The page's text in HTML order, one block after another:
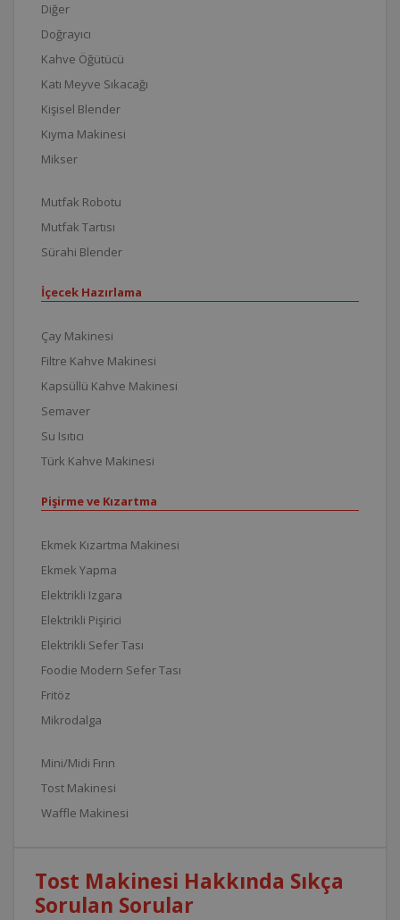
Diğer
Doğrayıcı
Kahve Öğütücü
Katı Meyve Sıkacağı
Kişisel Blender
Kıyma Makinesi
Mikser
Mutfak Robotu
Mutfak Tartısı
Sürahi Blender
İçecek Hazırlama
Çay Makinesi
Filtre Kahve Makinesi
Kapsüllü Kahve Makinesi
Semaver
Su Isıtıcı
Türk Kahve Makinesi
Pişirme ve Kızartma
Ekmek Kızartma Makinesi
Ekmek Yapma
Elektrikli Izgara
Elektrikli Pişirici
Elektrikli Sefer Tası
Foodie Modern Sefer Tası
Fritöz
Mikrodalga
Mini/Midi Fırın
Tost Makinesi
Waffle Makinesi
Tost Makinesi Hakkında Sıkça
Sorulan Sorular